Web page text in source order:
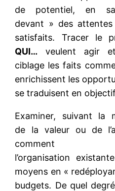
de potentiel, en
devant » des
satisfaits. Tracer le
QUI… veulent agir
ciblage les faits
enrichissent les
se traduisent en
Examiner, suivant la
de la valeur ou de
comment
l’organisation
moyens en «
budgets. De quel